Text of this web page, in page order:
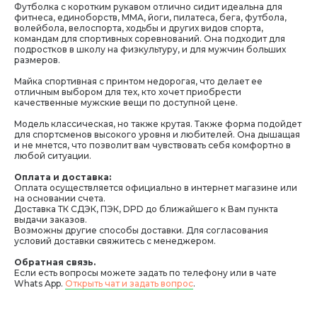
Футболка c коротким рукавом отлично сидит идеальна для
фитнеса, единоборств, ММА, йоги, пилатеса, бега, футбола,
волейбола, велоспорта, ходьбы и других видов спорта,
командам для спортивных соревнований. Она подходит для
подростков в школу на физкультуру, и для мужчин больших
размеров.
Майка спортивная с принтом недорогая, что делает ее
отличным выбором для тех, кто хочет приобрести
качественные мужские вещи по доступной цене.
Модель классическая, но также крутая. Также форма подойдет
для спортсменов высокого уровня и любителей. Она дышащая
и не мнется, что позволит вам чувствовать себя комфортно в
любой ситуации.
Оплата и доставка:
Оплата осуществляется официально в интернет магазине или
на основании счета.
Доставка ТК СДЭК, ПЭК, DPD до ближайшего к Вам пункта
выдачи заказов.
Возможны другие способы доставки. Для согласования
условий доставки свяжитесь с менеджером.
Обратная связь.
Если есть вопросы можете задать по телефону или в чате
Whats App. Открыть чат и задать вопрос.